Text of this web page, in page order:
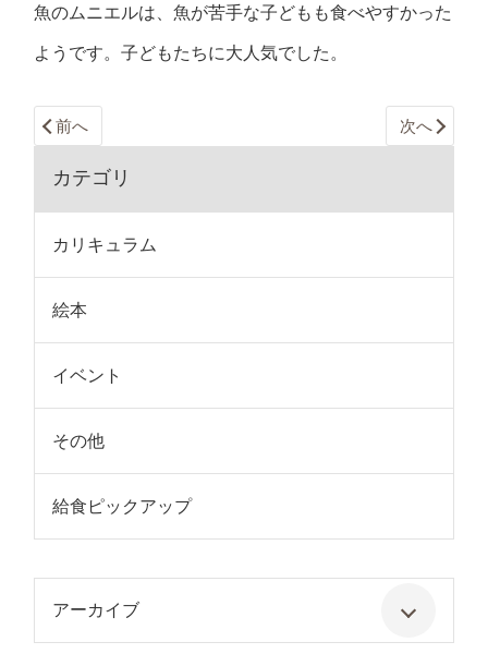
魚のムニエルは、魚が苦手な子どもも食べやすかった
ようです。子どもたちに大人気でした。
前へ 次へ
カテゴリ
カリキュラム
絵本
イベント
その他
給食ピックアップ
アーカイブ